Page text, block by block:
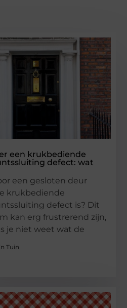
een krukbediende
defect: wat
een gesloten deur
krukbediende
defect is? Dit
kan erg frustrerend zijn,
je niet weet wat de
Tuin